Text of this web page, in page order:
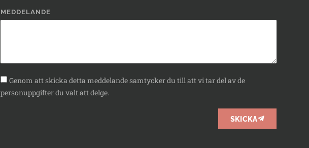
MEDDELANDE
Genom att skicka detta meddelande samtycker du till att vi tar del av de
personuppgifter du valt att delge.
SKICKA